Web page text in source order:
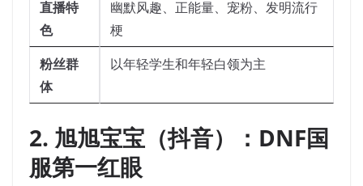
直播特
色
幽默风趣、正能量、宠粉、发明流行
梗
粉丝群
体
以年轻学生和年轻白领为主
2. 旭旭宝宝（抖音）：DNF国
服第一红眼